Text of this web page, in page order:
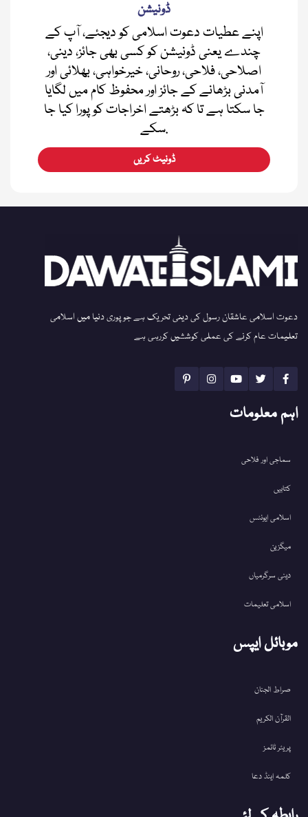
ڈونیشن
اپنے عطیات دعوت اسلامی کو دیجئے، آپ کے
چندے یعنی ڈونیشن کو کسی بھی جائز، دینی،
اصلاحی، فلاحی، روحانی، خیرخواہی، بھلائی اور
آمدنی بڑھانے کے جائز اور محفوظ کام میں لگایا
جا سکتا ہے تا کہ بڑھتے اخراجات کو پورا کیا جا
سکے.
ڈونیٹ کریں
دعوت اسلامی عاشقان رسول کی دینی تحریک ہے جو پوری دنیا میں اسلامی
تعلیمات عام کرنے کی عملی کوششیں کررہی ہے
اہم معلومات
سماجی اور فلاحی
کتابیں
اسلامی ایونٹس
میگزین
دینی سرگرمیاں
اسلامی تعلیمات
موبائل ایپس
صراط الجنان
القرآن الکریم
پریئر ٹائمز
کلمہ اینڈ دعا